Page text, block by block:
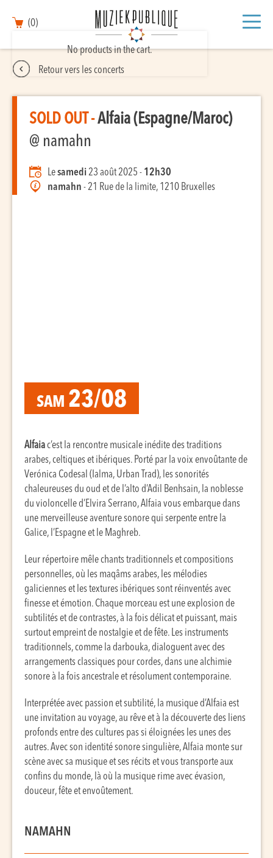
(0)
No products in the cart.
Retour vers les concerts
SOLD OUT -Alfaia (Espagne/Maroc)
@ namahn
Lesamedi 23 août 2025 - 12h30
namahn - 21 Rue de la limite, 1210 Bruxelles
SAM 23/08
Alfaiac’est la rencontre musicale inédite des traditions
arabes, celtiques et ibériques. Porté par la voix envoûtante de
Verónica Codesal (Ialma, Urban Trad), les sonorités
chaleureuses du oud et de l’alto d’Adil Benhsain, la noblesse
du violoncelle d’Elvira Serrano, Alfaia vous embarque dans
une merveilleuse aventure sonore qui serpente entre la
Galice, l’Espagne et le Maghreb.
Leur répertoire mêle chants traditionnels et compositions
personnelles, où les maqâms arabes, les mélodies
galiciennes et les textures ibériques sont réinventés avec
finesse et émotion. Chaque morceau est une explosion de
subtilités et de contrastes, à la fois délicat et puissant, mais
surtout empreint de nostalgie et de fête. Les instruments
traditionnels, comme la darbouka, dialoguent avec des
arrangements classiques pour cordes, dans une alchimie
sonore à la fois ancestrale et résolument contemporaine.
Interprétée avec passion et subtilité, la musique d’Alfaia est
une invitation au voyage, au rêve et à la découverte des liens
profonds entre des cultures pas si éloignées les unes des
autres. Avec son identité sonore singulière, Alfaia monte sur
scène avec sa musique et ses récits et vous transporte aux
confins du monde, là où la musique rime avec évasion,
douceur, fête et envoûtement.
NAMAHN